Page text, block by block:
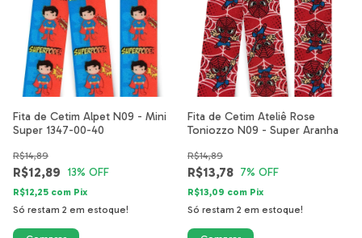
Fita de Cetim Alpet N09 - Mini
Super 1347-00-40
R$12,89
R$14,89
13% OFF
R$12,25 com Pix
Só restam 2 em estoque!
Fita de Cetim Ateliê Rose
Toniozzo N09 - Super Aranha
R$13,78
R$14,89
7% OFF
R$13,09 com Pix
Só restam 2 em estoque!